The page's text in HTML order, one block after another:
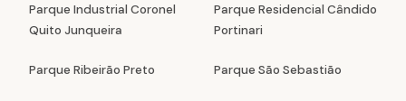
Parque Industrial Coronel
Quito Junqueira
Parque Residencial Cândido
Portinari
Parque Ribeirão Preto Parque São Sebastião